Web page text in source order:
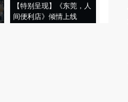
【特别呈现】《东莞，人
间便利店》倾情上线